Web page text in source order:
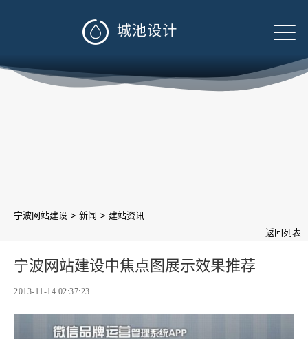

宁波网站建设 > 新闻 > 建站资讯
返回列表
宁波网站建设中焦点图展示效果推荐
2013-11-14 02:37:23